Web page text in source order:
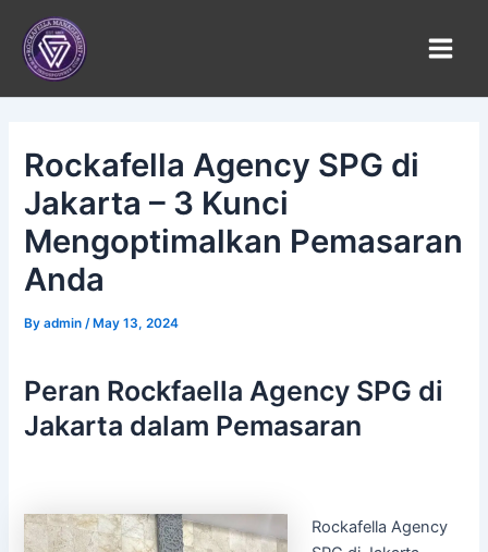
content
Rockafella Agency SPG di
Jakarta – 3 Kunci
Mengoptimalkan Pemasaran
Anda
Byadmin/ May 13, 2024
Peran Rockfaella Agency SPG di
Jakarta dalam Pemasaran
Rockafella Agency